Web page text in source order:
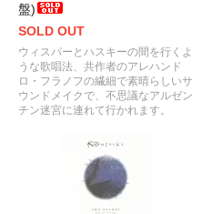
盤)
SOLD OUT
ウィスパーとハスキーの間を行くよ
うな歌唱法、共作者のアレハンド
ロ・フラノフの繊細で素晴らしいサ
ウンドメイクで、不思議なアルゼン
チン迷宮に連れて行かれます。